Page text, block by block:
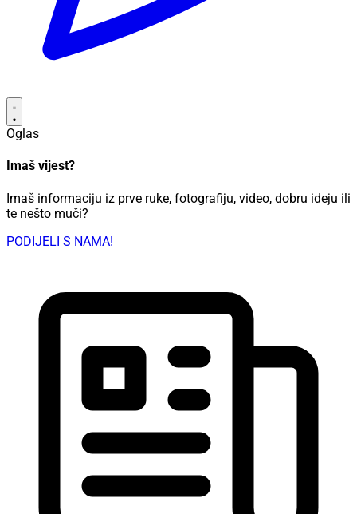
Oglas
Imaš vijest?
Imaš informaciju iz prve ruke, fotografiju, video, dobru ideju ili
te nešto muči?
PODIJELI S NAMA!